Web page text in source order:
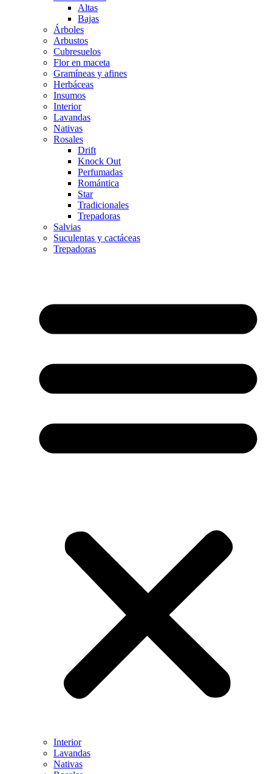
Altas
Bajas
Árboles
Arbustos
Cubresuelos
Flor en maceta
Gramíneas y afines
Herbáceas
Insumos
Interior
Lavandas
Nativas
Rosales
Drift
Knock Out
Perfumadas
Romántica
Star
Tradicionales
Trepadoras
Salvias
Suculentas y cactáceas
Trepadoras
Interior
Lavandas
Nativas